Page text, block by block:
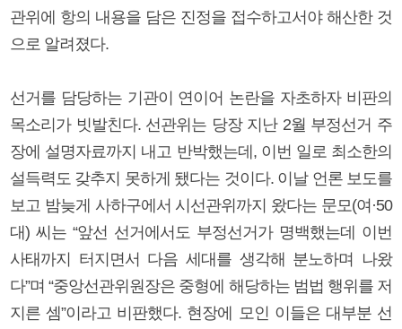
관위에 항의 내용을 담은 진정을 접수하고서야 해산한 것
으로 알려졌다.
선거를 담당하는 기관이 연이어 논란을 자초하자 비판의
목소리가 빗발친다. 선관위는 당장 지난 2월 부정선거 주
장에 설명자료까지 내고 반박했는데, 이번 일로 최소한의
설득력도 갖추지 못하게 됐다는 것이다. 이날 언론 보도를
보고 밤늦게 사하구에서 시선관위까지 왔다는 문모(여·50
대) 씨는 “앞선 선거에서도 부정선거가 명백했는데 이번
사태까지 터지면서 다음 세대를 생각해 분노하며 나왔
다”며 “중앙선관위원장은 중형에 해당하는 범법 행위를 저
지른 셈”이라고 비판했다. 현장에 모인 이들은 대부분 선